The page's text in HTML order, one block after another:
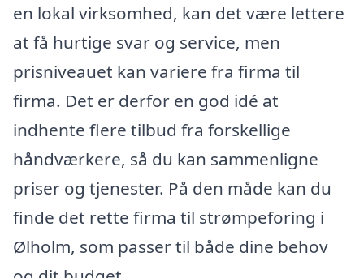
en lokal virksomhed, kan det være lettere
at få hurtige svar og service, men
prisniveauet kan variere fra firma til
firma. Det er derfor en god idé at
indhente flere tilbud fra forskellige
håndværkere, så du kan sammenligne
priser og tjenester. På den måde kan du
finde det rette firma til strømpeforing i
Ølholm, som passer til både dine behov